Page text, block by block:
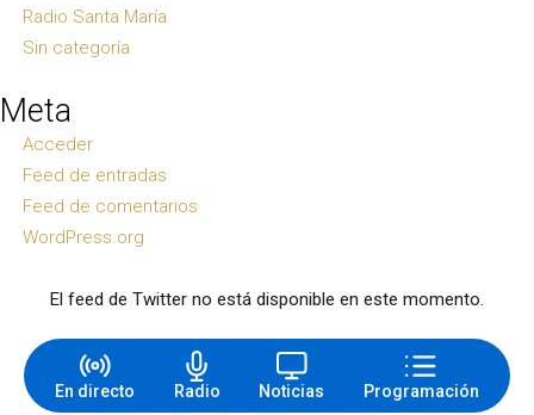
Radio Santa María
Sin categoría
Meta
Acceder
Feed de entradas
Feed de comentarios
WordPress.org
El feed de Twitter no está disponible en este momento.
En directo Radio Noticias Programación